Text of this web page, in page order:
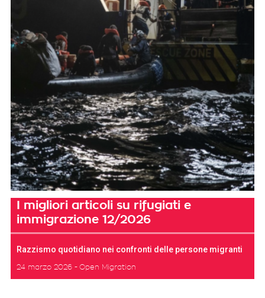
I migliori articoli su rifugiati e
immigrazione 12/2026
Razzismo quotidiano nei confronti delle persone migranti
24 marzo 2026 Open Migration